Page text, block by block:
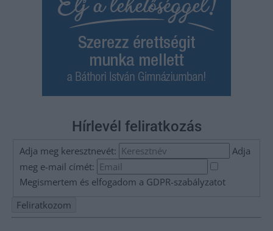
Hírlevél feliratkozás
Adja meg keresztnevét:
Adja
meg e-mail címét:
Megismertem és elfogadom a GDPR-szabályzatot